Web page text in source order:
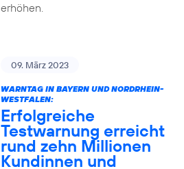
erhöhen.
09. März 2023
WARNTAG IN BAYERN UND NORDRHEIN-
WESTFALEN:
Erfolgreiche
Testwarnung erreicht
rund zehn Millionen
Kundinnen und